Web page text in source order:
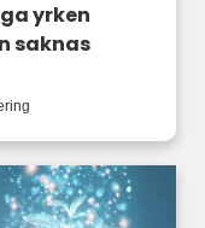
yrken
saknas